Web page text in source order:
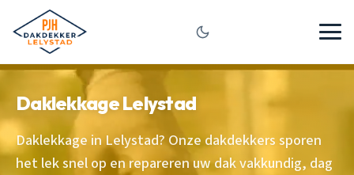
Daklekkage Lelystad
Daklekkage in Lelystad? Onze dakdekkers sporen
het lek snel op en repareren uw dak vakkundig, dag